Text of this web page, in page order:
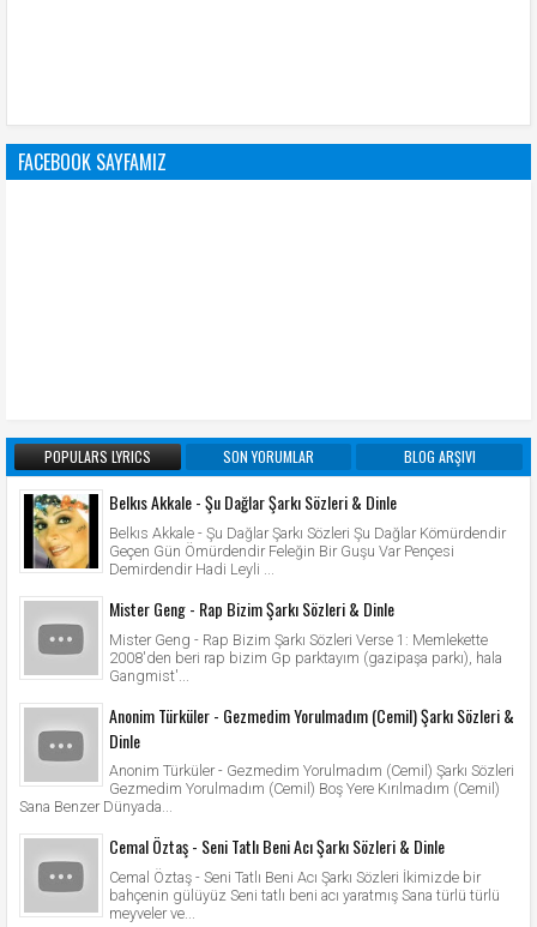
FACEBOOK SAYFAMIZ
POPULARS LYRICS SON YORUMLAR BLOG ARŞIVI
Belkıs Akkale - Şu Dağlar Şarkı Sözleri & Dinle
Belkıs Akkale - Şu Dağlar Şarkı Sözleri Şu Dağlar Kömürdendir
Geçen Gün Ömürdendir Feleğin Bir Guşu Var Pençesi
Demirdendir Hadi Leyli ...
Mister Geng - Rap Bizim Şarkı Sözleri & Dinle
Mister Geng - Rap Bizim Şarkı Sözleri Verse 1: Memlekette
2008'den beri rap bizim Gp parktayım (gazipaşa parkı), hala
Gangmist'...
Anonim Türküler - Gezmedim Yorulmadım (Cemil) Şarkı Sözleri &
Dinle
Anonim Türküler - Gezmedim Yorulmadım (Cemil) Şarkı Sözleri
Gezmedim Yorulmadım (Cemil) Boş Yere Kırılmadım (Cemil)
Sana Benzer Dünyada...
Cemal Öztaş - Seni Tatlı Beni Acı Şarkı Sözleri & Dinle
Cemal Öztaş - Seni Tatlı Beni Acı Şarkı Sözleri İkimizde bir
bahçenin gülüyüz Seni tatlı beni acı yaratmış Sana türlü türlü
meyveler ve...